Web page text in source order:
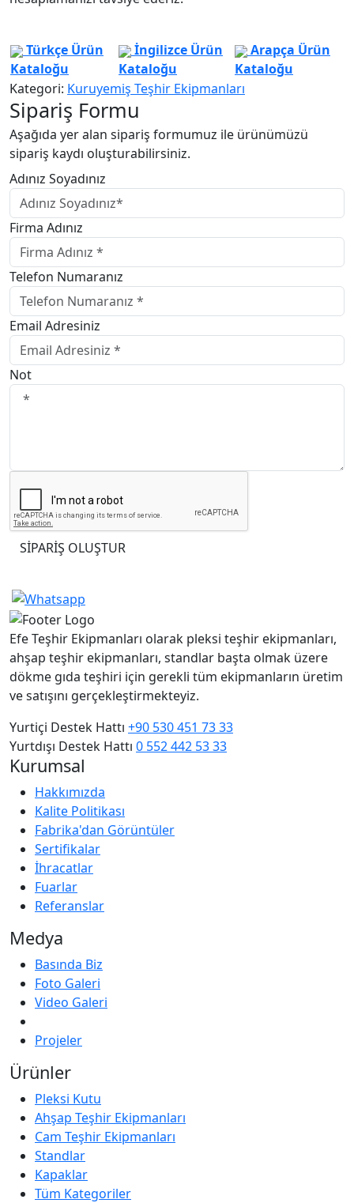
Türkçe Ürün
Kataloğu
İngilizce Ürün
Kataloğu
Arapça Ürün
Kataloğu
Kategori: Kuruyemiş Teşhir Ekipmanları
Sipariş Formu
Aşağıda yer alan sipariş formumuz ile ürünümüzü
sipariş kaydı oluşturabilirsiniz.
Adınız Soyadınız
Firma Adınız
Telefon Numaranız
Email Adresiniz
Not
SİPARİŞ OLUŞTUR
Efe Teşhir Ekipmanları olarak pleksi teşhir ekipmanları,
ahşap teşhir ekipmanları, standlar başta olmak üzere
dökme gıda teşhiri için gerekli tüm ekipmanların üretim
ve satışını gerçekleştirmekteyiz.
Yurtiçi Destek Hattı +90 530 451 73 33
Yurtdışı Destek Hattı 0 552 442 53 33
Kurumsal
Hakkımızda
Kalite Politikası
Fabrika'dan Görüntüler
Sertifikalar
İhracatlar
Fuarlar
Referanslar
Medya
Basında Biz
Foto Galeri
Video Galeri
Projeler
Ürünler
Pleksi Kutu
Ahşap Teşhir Ekipmanları
Cam Teşhir Ekipmanları
Standlar
Kapaklar
Tüm Kategoriler